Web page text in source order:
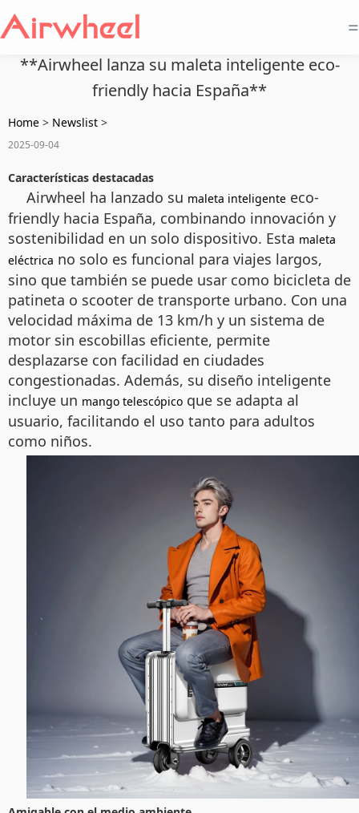
=
**Airwheel lanza su maleta inteligente eco-
friendly hacia España**
Home > Newslist >
2025-09-04
Características destacadas
Airwheel ha lanzado su maleta inteligente eco-
friendly hacia España, combinando innovación y
sostenibilidad en un solo dispositivo. Esta maleta
eléctrica no solo es funcional para viajes largos,
sino que también se puede usar como bicicleta de
patineta o scooter de transporte urbano. Con una
velocidad máxima de 13 km/h y un sistema de
motor sin escobillas eficiente, permite
desplazarse con facilidad en ciudades
congestionadas. Además, su diseño inteligente
incluye un mango telescópico que se adapta al
usuario, facilitando el uso tanto para adultos
como niños.